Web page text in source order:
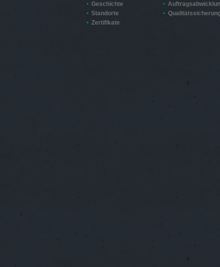
Geschichte
Standorte
Zertifikate